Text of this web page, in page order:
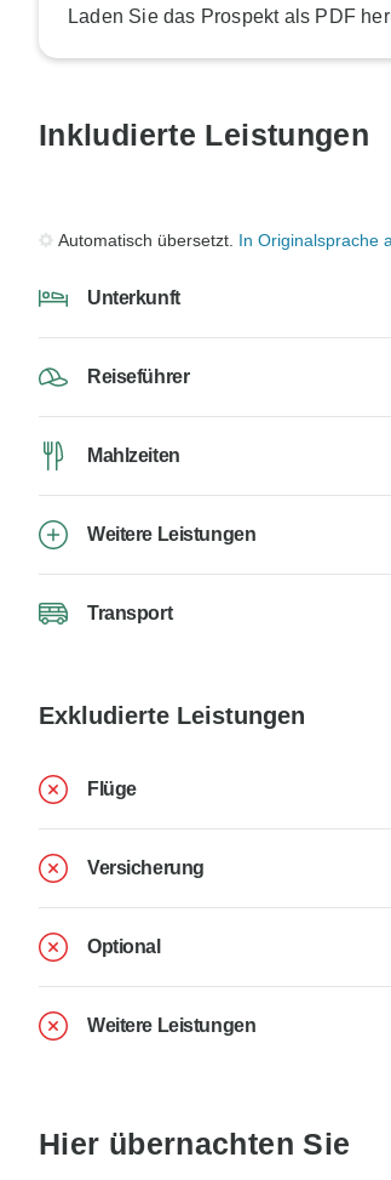
Laden Sie das Prospekt als PDF
Inkludierte Leistungen
Automatisch übersetzt. In Originalsprache
Unterkunft
Reiseführer
Mahlzeiten
Weitere Leistungen
Transport
Exkludierte Leistungen
Flüge
Versicherung
Optional
Weitere Leistungen
Hier übernachten Sie